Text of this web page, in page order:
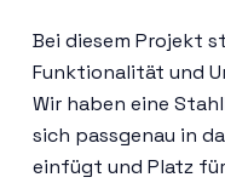
Bei diesem Projekt
Funktionalität und
Wir haben eine
sich passgenau in
einfügt und Platz